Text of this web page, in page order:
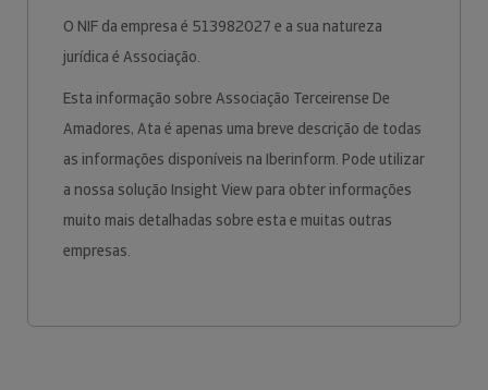
O NIF da empresa é 513982027 e a sua natureza
jurídica é Associação.
Esta informação sobre Associação Terceirense De
Amadores, Ata é apenas uma breve descrição de todas
as informações disponíveis na Iberinform. Pode utilizar
a nossa solução Insight View para obter informações
muito mais detalhadas sobre esta e muitas outras
empresas.